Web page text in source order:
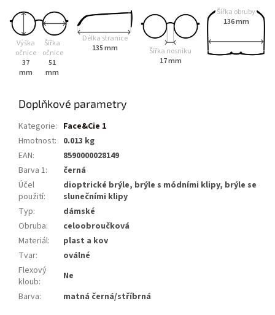
Výška
očnice
37
mm
Šířka
očnice
51
mm
Délka stranice
135 mm
Šířka nosníku
17 mm
Šířka obruby
136 mm
Doplňkové parametry
Kategorie: Face&Cie 1
Hmotnost:
0.013 kg
EAN:
8590000028149
Barva 1:
černá
Účel
použití:
dioptrické brýle, brýle s módními klipy, brýle se
slunečními klipy
Typ:
dámské
Obruba:
celoobroučková
Materiál:
plast a kov
Tvar:
oválné
Flexový
kloub:
Ne
Barva: matná černá/stříbrná